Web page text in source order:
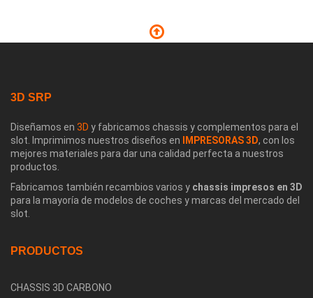
3D SRP
Diseñamos en 3D y fabricamos chassis y complementos para el
slot. Imprimimos nuestros diseños en
IMPRESORAS 3D, con los
mejores materiales para dar una calidad perfecta a nuestros
productos.
Fabricamos también recambios varios y chassis impresos en 3D
para la mayoría de modelos de coches y marcas del mercado del
slot.
PRODUCTOS
CHASSIS 3D CARBONO